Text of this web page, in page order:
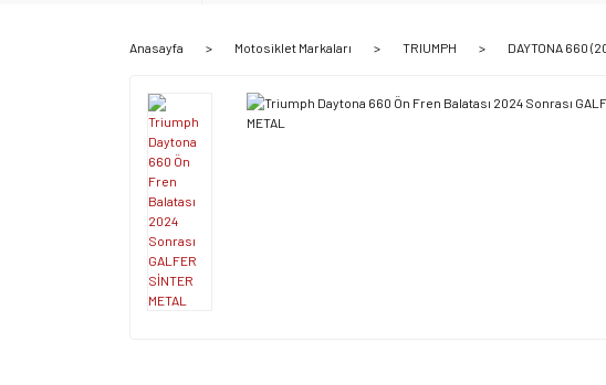
Anasayfa Motosiklet Markaları TRIUMPH DAYTONA 660